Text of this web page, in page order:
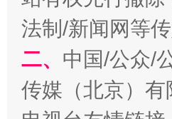
揭开“小金库”的免责幌
法制/新闻网等
二、 中国/公众/
传媒（北京）